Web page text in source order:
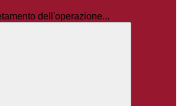
dell'operazione...